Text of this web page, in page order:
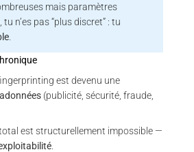
mais paramètres
n’es pas “plus discret” : tu
.
est devenu une
(publicité, sécurité, fraude,
est structurellement impossible —